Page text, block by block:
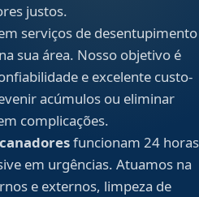
justos.
serviços de desentupimento
sua área. Nosso objetivo é
e excelente custo-
acúmulos ou eliminar
complicações.
funcionam 24 horas
em urgências. Atuamos na
e externos, limpeza de